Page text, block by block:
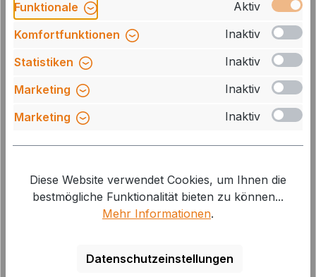
Produkt Anzahl: Gib den gewünschten
Stck Zum Merkzettel hinzufügen
Artikelnummer:
Beschreibung
Strapazierfähiger, witterungsbeständiger und UV-
Funktionale
Aktiv
Komfortfunktionen
Inaktiv
Statistiken
Inaktiv
Marketing
Inaktiv
Marketing
Inaktiv
Diese Website verwendet Cookies, um Ihnen die
bestmögliche Funktionalität bieten zu können...
Mehr Informationen.
Datenschutzeinstellungen